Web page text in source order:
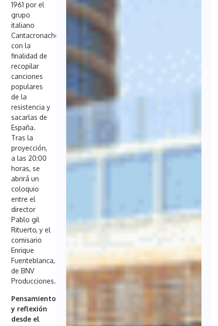
1961 por el
grupo
italiano
Cantacronache,
con la
finalidad de
recopilar
canciones
populares
de la
resistencia y
sacarlas de
España.
Tras la
proyección,
a las 20:00
horas, se
abrirá un
coloquio
entre el
director
Pablo gil
Rituerto, y el
comisario
Enrique
Fuenteblanca,
de BNV
Producciones.
Pensamiento
y reflexión
desde el